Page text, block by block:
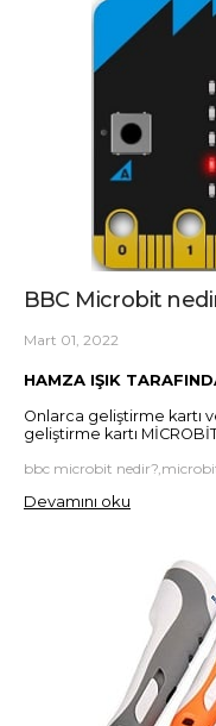
BBC Microbit
Mart 01, 2022
HAMZA IŞIK
Onlarca geliştirme kartı
geliştirme kartı
bbc microbit
Devamını oku